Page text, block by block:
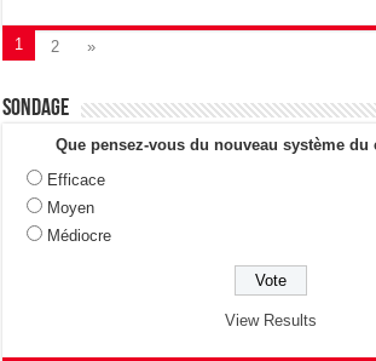
1 2 »
Sondage
Que pensez-vous du nouveau système
Efficace
Moyen
Médiocre
View Results